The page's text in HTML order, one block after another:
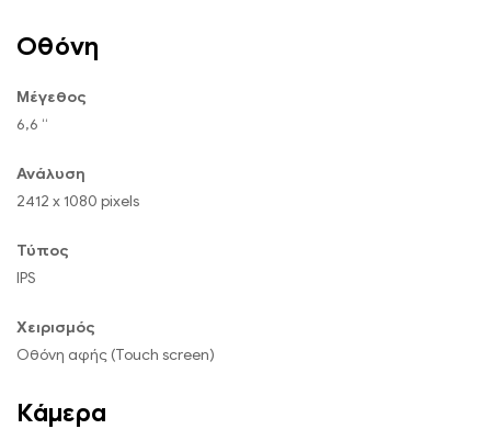
Οθόνη
Μέγεθος
6,6 “
Ανάλυση
2412 x 1080 pixels
Τύπος
IPS
Χειρισμός
Οθόνη αφής (Touch screen)
Κάμερα